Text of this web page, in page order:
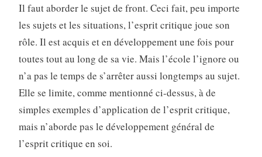
Il faut aborder le sujet de front. Ceci fait, peu importe
les sujets et les situations, l’esprit critique joue son
rôle. Il est acquis et en développement une fois pour
toutes tout au long de sa vie. Mais l’école l’ignore ou
n’a pas le temps de s’arrêter aussi longtemps au sujet.
Elle se limite, comme mentionné ci-dessus, à de
simples exemples d’application de l’esprit critique,
mais n’aborde pas le développement général de
l’esprit critique en soi.